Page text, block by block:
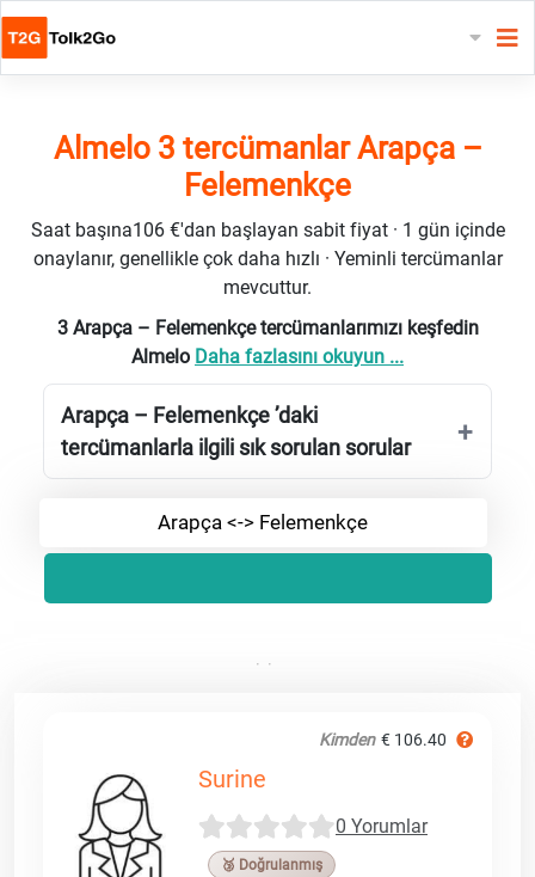
Almelo 3 tercümanlar Arapça –
Felemenkçe
Saat başına106 €'dan başlayan sabit fiyat · 1 gün içinde
onaylanır, genellikle çok daha hızlı · Yeminli tercümanlar
mevcuttur.
3 Arapça – Felemenkçe tercümanlarımızı keşfedin
Almelo Daha fazlasını okuyun ...
Arapça – Felemenkçe ’daki
tercümanlarla ilgili sık sorulan sorular
Arapça <-> Felemenkçe
Kimden € 106.40
Surine
0 Yorumlar
🥉 Doğrulanmış